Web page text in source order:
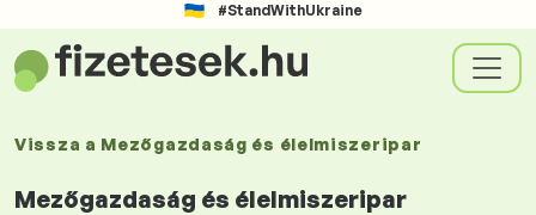
#StandWithUkraine
Vissza a Mezőgazdaság és élelmiszeripar
Mezőgazdaság és élelmiszeripar